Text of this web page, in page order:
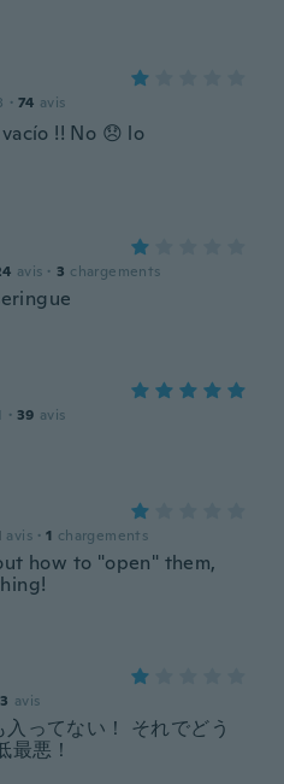
· 74 avis
!! No 😞 lo
avis · 3 chargements
· 39 avis
avis · 1 chargements
how to "open" them,
avis
ってない！ それでどう
最悪！